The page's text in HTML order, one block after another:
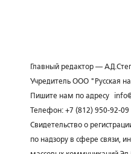
Главный редактор —
Учредитель ООО "Русская
Пишите нам по адресу
Телефон: +7 (812) 950-92-09
Свидетельство о
по надзору в сфере связи,